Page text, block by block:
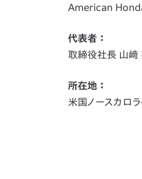
American
代表者 ：
取締役社長 山﨑
所在地 ：
米国ノースカロ